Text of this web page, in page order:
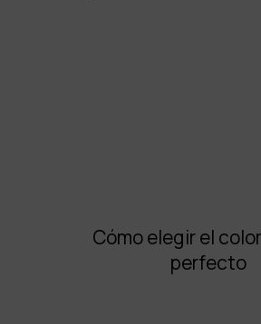
Cómo elegir el
perfecto